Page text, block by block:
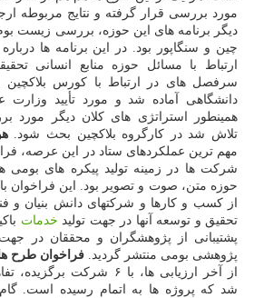
مورد بررسی قرار گرفته و نتایج مربوطه
دیگر برنامه های این حوزه، بررسی زیست
چین و سنگاپور بود. در این برنامه ها
ارتباط با مسائل حوزه منابع انسانی
سرفصل های در ارتباط با کورس بلاکچین
دانشگاهی آماده شد و مورد تأیید وزارت
همینطور استراتژی های کلان دیگر مورد
تلاش شد در کارگروه بلاکچین بحث شود.
مهم ترین عملکردهای ستاد در این عرصه،
شرکت ها در زمینه تولید پیکره های
حوزه متن، صوت و تصویر بود. این فراخوان
از کسب و کارها و شرکتهای دانش بنیان و
تحقیق و توسعه آنها در جهت تولید خدمات
پشتیبانی از پژوهشگران و محققان در
پژوهشی بومی منتشر گردید. فراخوان طرح
از آخر ارزیابی ها، با ۶ شرکت
شد که پروژه ها به اتمام رسیده است.